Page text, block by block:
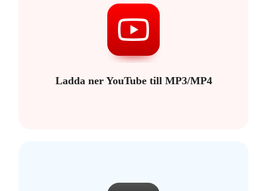
Ladda ner YouTube till MP3/MP4